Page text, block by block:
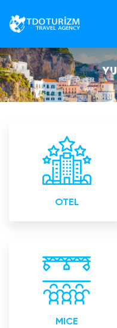
OTEL
Yurtiçi ve Yurtdışı Otel
Rezervasyonları
MICE
Bayii toplantıları Lansman
toplantıları Eğitim
toplantıları Organizasyon